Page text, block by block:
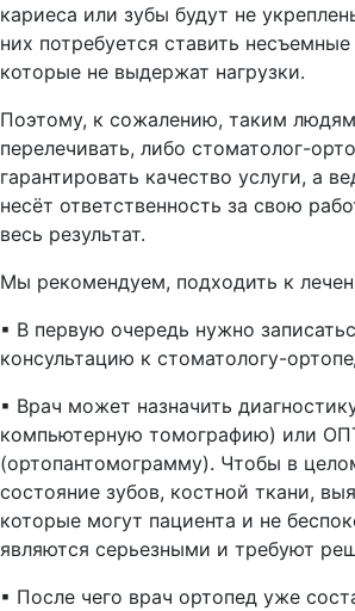
кариеса или зубы будут не
них потребуется ставить
которые не выдержат нагрузки.
Поэтому, к сожалению, таким
перелечивать, либо стоматолог-
гарантировать качество услуги, а
несёт ответственность за свою
весь результат.
Мы рекомендуем, подходить к
▪︎ В первую очередь нужно
консультацию к стоматологу-
▪︎ Врач может назначить
компьютерную томографию) или
(ортопантомограмму). Чтобы в
состояние зубов, костной ткани,
которые могут пациента и не
являются серьезными и требуют
▪︎ После чего врач ортопед уже